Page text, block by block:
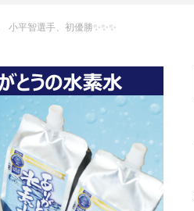
小平智選手、初優勝✨✨✨